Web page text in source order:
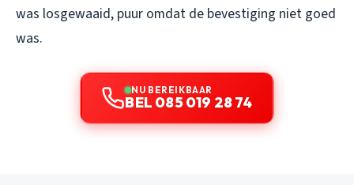
was losgewaaid, puur omdat de bevestiging niet goed
was.
NU BEREIKBAAR
BEL 085 019 28 74